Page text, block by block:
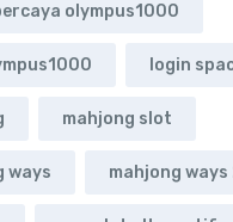
olympus1000
login
mahjong slot
ways mahjong ways